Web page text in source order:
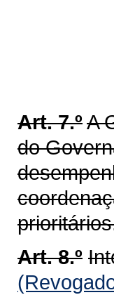
Art. 7.ºA
do
Art. 8.º